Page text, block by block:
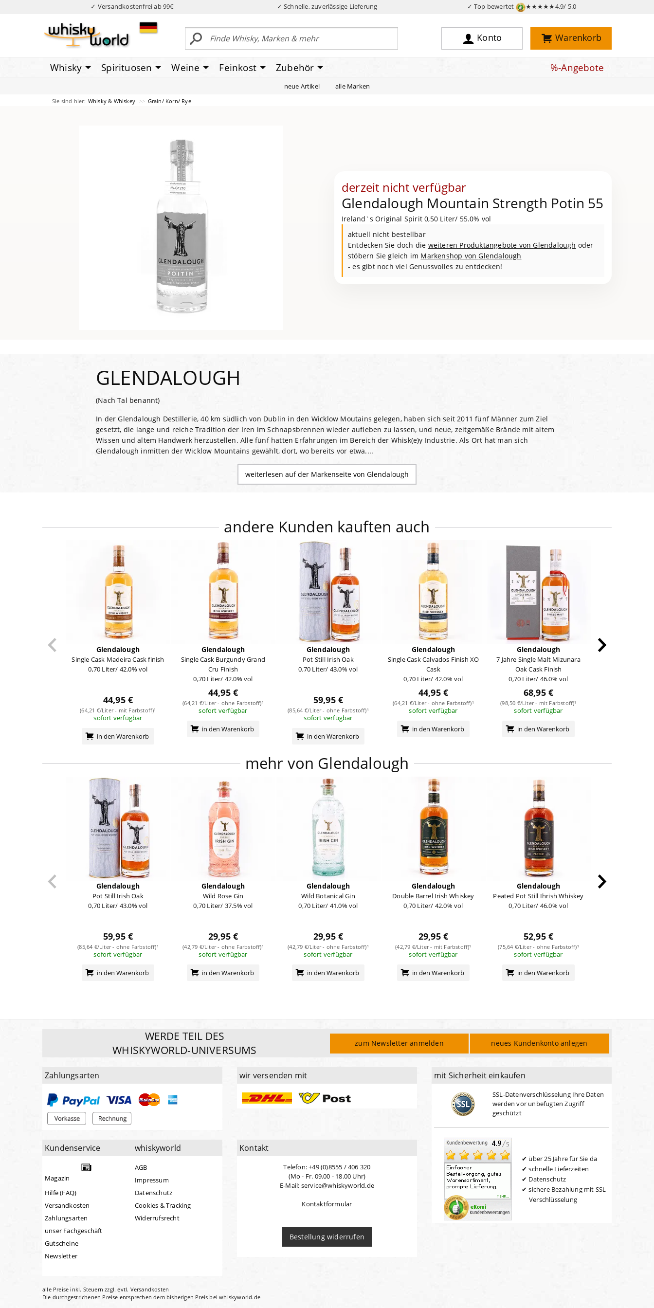
✓ Versandkostenfrei ab 99€ ✓ Schnelle, zuverlässige Lieferung ✓ Top bewertet ★★★★★4.9/ 5.0
Konto Warenkorb
Whisky Spirituosen Weine Feinkost Zubehör %-Angebote
neue Artikel alle Marken
Sie sind hier: Whisky & Whiskey Grain/ Korn/ Rye
derzeit nicht verfügbar
Glendalough Mountain Strength Potin 55
Ireland`s Original Spirit 0,50 Liter/ 55.0% vol
aktuell nicht bestellbar
Entdecken Sie doch die weiteren Produktangebote vonGlendalough oder
stöbern Sie gleich im Markenshop vonGlendalough
- es gibt noch viel Genussvolles zu entdecken!
GLENDALOUGH
(Nach Tal benannt)
In der Glendalough Destillerie, 40 km südlich von Dublin in den Wicklow Moutains gelegen, haben sich seit 2011 fünf Männer zum Ziel
gesetzt, die lange und reiche Tradition der Iren im Schnapsbrennen wieder aufleben zu lassen, und neue, zeitgemäße Brände mit altem
Wissen und altem Handwerk herzustellen. Alle fünf hatten Erfahrungen im Bereich der Whisk(e)y Industrie. Als Ort hat man sich
Glendalough inmitten der Wicklow Mountains gewählt, dort, wo bereits vor etwa....
weiterlesen auf der Markenseite von Glendalough
andere Kunden kauften auch
Glendalough
Single Cask Madeira Cask finish
0,70 Liter/ 42.0% vol
44,95 €
(64,21 €/Liter - mit Farbstoff)¹
sofort verfügbar
in den Warenkorb
Glendalough
Single Cask Burgundy Grand
Cru Finish
0,70 Liter/ 42.0% vol
44,95 €
(64,21 €/Liter - ohne Farbstoff)¹
sofort verfügbar
in den Warenkorb
Glendalough
Pot Still Irish Oak
0,70 Liter/ 43.0% vol
59,95 €
(85,64 €/Liter - ohne Farbstoff)¹
sofort verfügbar
in den Warenkorb
Glendalough
Single Cask Calvados Finish XO
Cask
0,70 Liter/ 42.0% vol
44,95 €
(64,21 €/Liter - ohne Farbstoff)¹
sofort verfügbar
in den Warenkorb
Glendalough
7 Jahre Single Malt Mizunara
Oak Cask Finish
0,70 Liter/ 46.0% vol
68,95 €
(98,50 €/Liter - mit Farbstoff)¹
sofort verfügbar
in den Warenkorb
mehr von Glendalough
Glendalough
Pot Still Irish Oak
0,70 Liter/ 43.0% vol
59,95 €
(85,64 €/Liter - ohne Farbstoff)¹
sofort verfügbar
in den Warenkorb
Glendalough
Wild Rose Gin
0,70 Liter/ 37.5% vol
29,95 €
(42,79 €/Liter - ohne Farbstoff)¹
sofort verfügbar
in den Warenkorb
Glendalough
Wild Botanical Gin
0,70 Liter/ 41.0% vol
29,95 €
(42,79 €/Liter - ohne Farbstoff)¹
sofort verfügbar
in den Warenkorb
Glendalough
Double Barrel Irish Whiskey
0,70 Liter/ 42.0% vol
29,95 €
(42,79 €/Liter - mit Farbstoff)¹
sofort verfügbar
in den Warenkorb
Glendalough
Peated Pot Still Ihrish Whiskey
0,70 Liter/ 46.0% vol
52,95 €
(75,64 €/Liter - ohne Farbstoff)¹
sofort verfügbar
in den Warenkorb
WERDE TEIL DES
WHISKYWORLD-UNIVERSUMS
zum Newsletter anmelden neues Kundenkonto anlegen
Zahlungsarten wir versenden mit
Kundenservice
Magazin
Hilfe (FAQ)
Versandkosten
Zahlungsarten
unser Fachgeschäft
Gutscheine
Newsletter
whiskyworld
AGB
Impressum
Datenschutz
Cookies & Tracking
Widerrufsrecht
Kontakt
Telefon: +49 (0)8555 / 406 320
(Mo - Fr. 09.00 - 18.00 Uhr)
E-Mail: service@whiskyworld.de
Kontaktformular
Bestellung widerrufen
mit Sicherheit einkaufen
SSL-Datenverschlüsselung Ihre Daten
werden vor unbefugten Zugriff
geschützt
über 25 Jahre für Sie da
schnelle Lieferzeiten
Datenschutz
sichere Bezahlung mit SSL-
Verschlüsselung
alle Preise inkl. Steuern zzgl. evtl. Versandkosten
Die durchgestrichenen Preise entsprechen dem bisherigen Preis bei whiskyworld.de